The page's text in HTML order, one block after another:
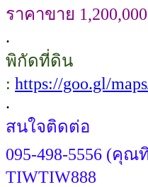
ราคาขาย
.
พิกัดที่ดิน
: https://goo.gl/
.
สนใจติดต่อ
095-498-5556 (คุณ
TIWTIW888